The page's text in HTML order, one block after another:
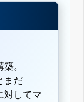
。
まだ
対してマ